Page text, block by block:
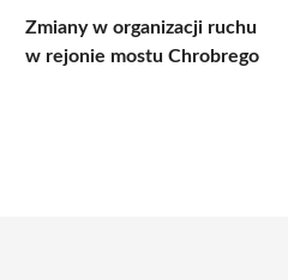
Zmiany w organizacji ruchu
w rejonie mostu Chrobrego